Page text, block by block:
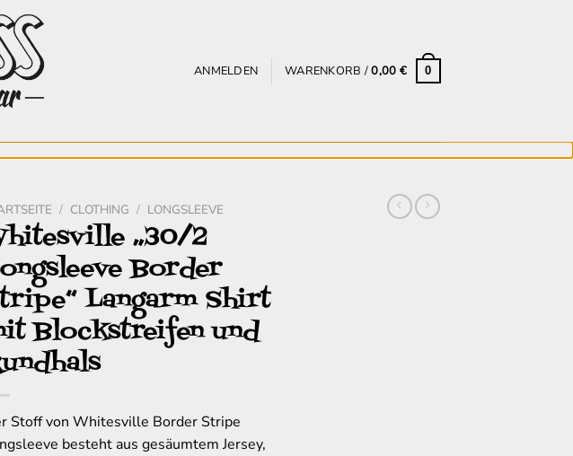
ANMELDEN WARENKORB /0,00 € 0
/ CLOTHING / LONGSLEEVE
„30/2
Border
Langarm Shirt
Blockstreifen und
Stoff von Whitesville Border Stripe
besteht aus gesäumtem Jersey,